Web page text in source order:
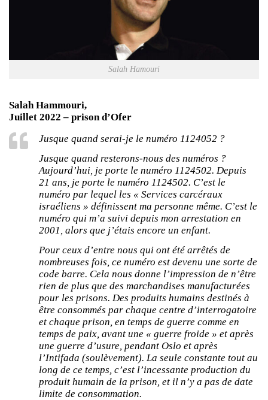
Salah Hamouri
Salah Hammouri,
Juillet 2022 – prison d’Ofer
Jusque quand serai-je le numéro 1124052 ?
Jusque quand resterons-nous des numéros ?
Aujourd’hui, je porte le numéro 1124502. Depuis
21 ans, je porte le numéro 1124502. C’est le
numéro par lequel les « Services carcéraux
israéliens » définissent ma personne même. C’est le
numéro qui m’a suivi depuis mon arrestation en
2001, alors que j’étais encore un enfant.
Pour ceux d’entre nous qui ont été arrêtés de
nombreuses fois, ce numéro est devenu une sorte de
code barre. Cela nous donne l’impression de n’être
rien de plus que des marchandises manufacturées
pour les prisons. Des produits humains destinés à
être consommés par chaque centre d’interrogatoire
et chaque prison, en temps de guerre comme en
temps de paix, avant une « guerre froide » et après
une guerre d’usure, pendant Oslo et après
l’Intifada (soulèvement). La seule constante tout au
long de ce temps, c’est l’incessante production du
produit humain de la prison, et il n’y a pas de date
limite de consommation.